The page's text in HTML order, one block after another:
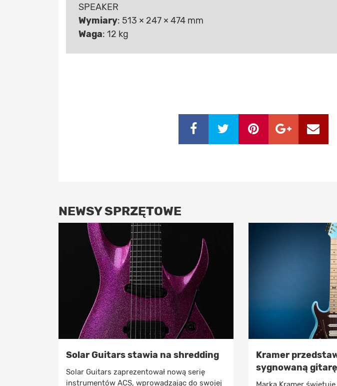
SPEAKER
Wymiary: 513 × 247 × 474 mm
Waga: 12 kg
NEWSY SPRZĘTOWE
Solar Guitars stawia na shredding
Solar Guitars zaprezentował nową serię
instrumentów ACS, wprowadzając do swojej
Kramer
sygnowaną